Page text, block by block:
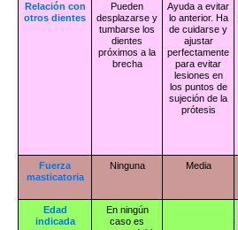
Relación con
otros dientes
Pueden
desplazarse y
tumbarse los
dientes
próximos a la
brecha
Ayuda a evitar
lo anterior. Ha
de cuidarse y
ajustar
perfectamente
para evitar
lesiones en
los puntos de
sujeción de la
prótesis
Fuerza
masticatoria
Ninguna Media
Edad
indicada
En ningún
caso es